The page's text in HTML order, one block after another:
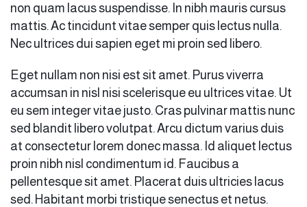
non quam lacus suspendisse. In nibh mauris cursus
mattis. Ac tincidunt vitae semper quis lectus nulla.
Nec ultrices dui sapien eget mi proin sed libero.
Eget nullam non nisi est sit amet. Purus viverra
accumsan in nisl nisi scelerisque eu ultrices vitae. Ut
eu sem integer vitae justo. Cras pulvinar mattis nunc
sed blandit libero volutpat. Arcu dictum varius duis
at consectetur lorem donec massa. Id aliquet lectus
proin nibh nisl condimentum id. Faucibus a
pellentesque sit amet. Placerat duis ultricies lacus
sed. Habitant morbi tristique senectus et netus.